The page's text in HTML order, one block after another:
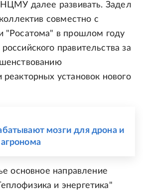
далее развивать. Задел
совместно с
"Росатома" в прошлом году
правительства за
реакторных установок нового
мозги для дрона и
основное направление
и энергетика"